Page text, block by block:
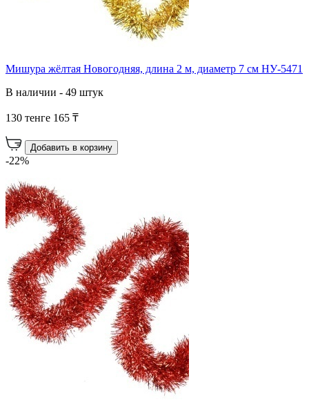
Мишура жёлтая Новогодняя, длина 2 м, диаметр 7 см НУ-5471
В наличии - 49 штук
130 тенге 165 ₸
Добавить в корзину
-22%